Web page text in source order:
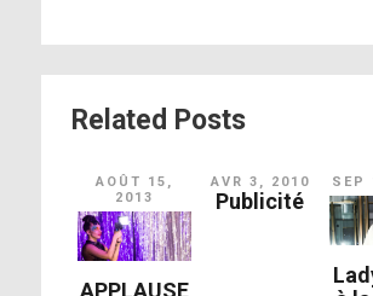
Related Posts
AOÛT 15,
2013
APPLAUSE
AVR 3, 2010
Publicité
SEP